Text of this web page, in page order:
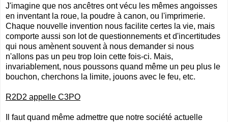
J'imagine que nos ancêtres ont vécu les mêmes angoisses
en inventant la roue, la poudre à canon, ou l'imprimerie.
Chaque nouvelle invention nous facilite certes la vie, mais
comporte aussi son lot de questionnements et d'incertitudes
qui nous amènent souvent à nous demander si nous
n'allons pas un peu trop loin cette fois-ci. Mais,
invariablement, nous poussons quand même un peu plus le
bouchon, cherchons la limite, jouons avec le feu, etc.
R2D2 appelle C3PO
Il faut quand même admettre que notre société actuelle